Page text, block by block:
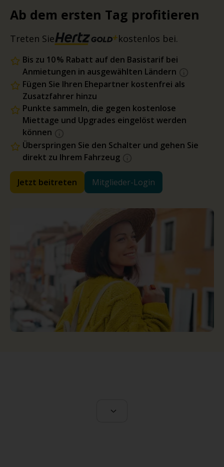
Ab dem ersten Tag profitieren
Treten Sie kostenlos bei.
Bis zu 10 % Rabatt auf den Basistarif bei
Anmietungen in ausgewählten Ländern
Fügen Sie Ihren Ehepartner kostenfrei als
Zusatzfahrer hinzu
Punkte sammeln, die gegen kostenlose
Miettage und Upgrades eingelöst werden
können
Überspringen Sie den Schalter und gehen Sie
direkt zu Ihrem Fahrzeug
Jetzt beitreten Mitglieder-Login